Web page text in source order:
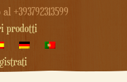
+393792313599
prodotti